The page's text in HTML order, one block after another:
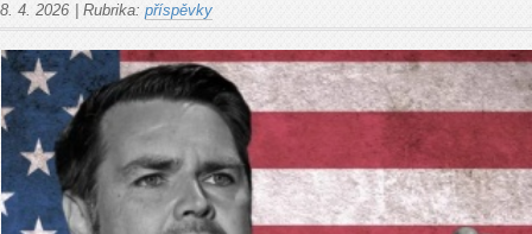
8. 4. 2026 Rubrika: příspěvky